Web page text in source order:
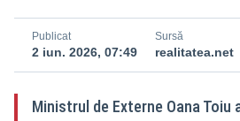
Publicat
2 iun. 2026, 07:49
Sursă
realitatea.net
Ministrul de Externe Oana